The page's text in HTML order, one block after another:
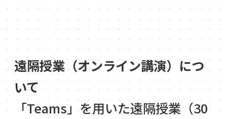
遠隔授業（オンライン講演）につ
いて
「Teams」を用いた遠隔授業（30